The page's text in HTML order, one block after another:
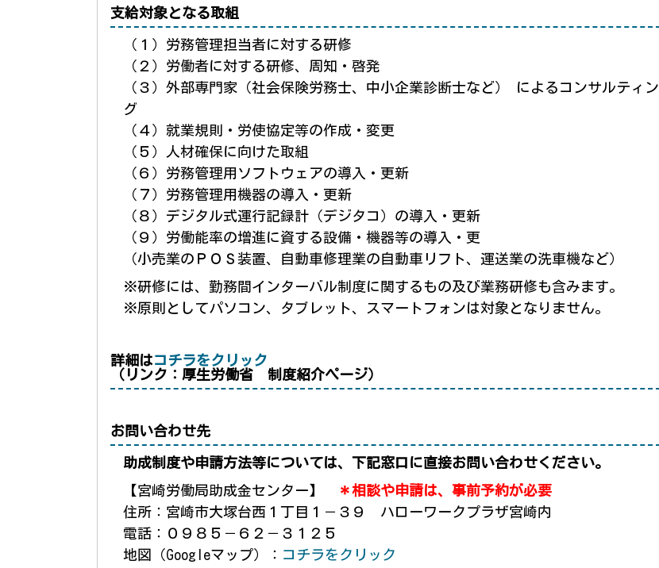
支給対象となる取組
（１）労務管理担当者に対する研修
（２）労働者に対する研修、周知・啓発
（３）外部専門家（社会保険労務士、中小企業診断士など） によるコンサルティン
グ
（４）就業規則・労使協定等の作成・変更
（５）人材確保に向けた取組
（６）労務管理用ソフトウェアの導入・更新
（７）労務管理用機器の導入・更新
（８）デジタル式運行記録計（デジタコ）の導入・更新
（９）労働能率の増進に資する設備・機器等の導入・更
（小売業のＰＯＳ装置、自動車修理業の自動車リフト、運送業の洗車機など）
※研修には、勤務間インターバル制度に関するもの及び業務研修も含みます。
※原則としてパソコン、タブレット、スマートフォンは対象となりません。
詳細はコチラをクリック
（リンク：厚生労働省 制度紹介ページ）
お問い合わせ先
助成制度や申請方法等については、下記窓口に直接お問い合わせください。
【宮崎労働局助成金センター】
＊相談や申請は、事前予約が必要
住所：宮崎市大塚台西１丁目１－３９ ハローワークプラザ宮崎内
電話：０９８５－６２－３１２５
地図（Googleマップ）： コチラをクリック